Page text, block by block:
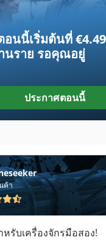
Wt 150
อนนี้เริ่มต้นที่ €4.49
นราย รอคุณอยู่
ประกาศตอนนี้
ค้า
รับเครื่องจักรมือสอง!